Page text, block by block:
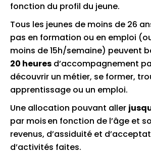
fonction du profil du jeune.
Tous les jeunes de moins de 26
pas en formation ou en emploi
moins de 15h/semaine) peuvent
20 heures d’accompagnement
découvrir un métier, se former,
apprentissage ou un emploi.
Une allocation pouvant aller
par mois en fonction de l’âge et
revenus, d’assiduité et
d’activités faites.